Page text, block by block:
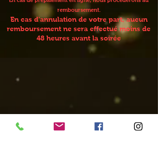
remboursement.
En cas d'annulation de votre part, aucun
remboursement ne sera effectué moins de
48 heures avant la soirée